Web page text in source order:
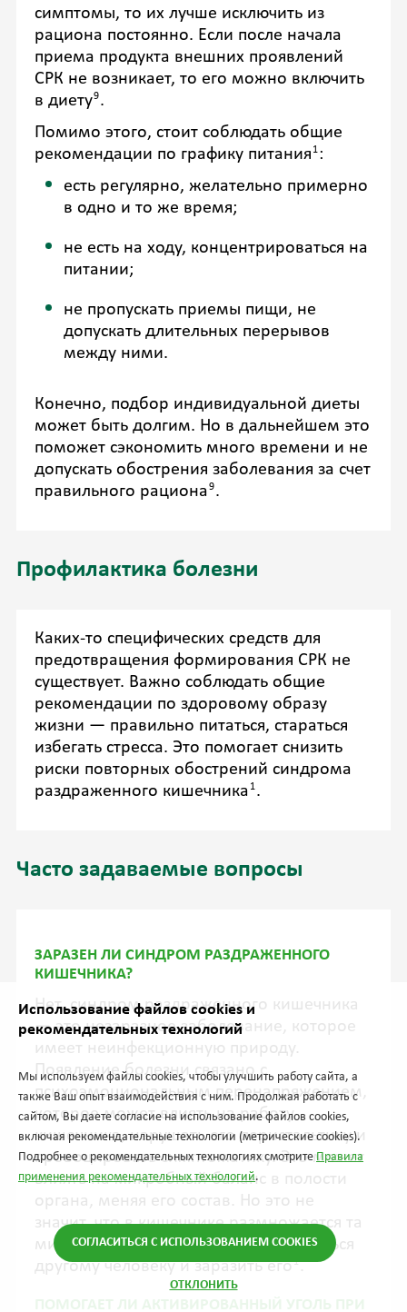
симптомы, то их лучше исключить из
рациона постоянно. Если после начала
приема продукта внешних проявлений
СРК не возникает, то его можно включить
в диету9.
Помимо этого, стоит соблюдать общие
рекомендации по графику питания 1 :
есть регулярно, желательно примерно
в одно и то же время;
не есть на ходу, концентрироваться на
питании;
не пропускать приемы пищи, не
допускать длительных перерывов
между ними.
Конечно, подбор индивидуальной диеты
может быть долгим. Но в дальнейшем это
поможет сэкономить много времени и не
допускать обострения заболевания за счет
правильного рациона9.
Профилактика болезни
Каких-то специфических средств для
предотвращения формирования СРК не
существует. Важно соблюдать общие
рекомендации по здоровому образу
жизни — правильно питаться, стараться
избегать стресса. Это помогает снизить
риски повторных обострений синдрома
раздраженного кишечника 1.
Часто задаваемые вопросы
ЗАРАЗЕН ЛИ СИНДРОМ РАЗДРАЖЕННОГО
КИШЕЧНИКА?
Нет, синдром раздраженного кишечника
— это незаразное заболевание, которое
имеет неинфекционную природу.
Появление болезни связано с
психоэмоциональным перенапряжением,
которое может влиять на работу
кишечника, нарушать его перистальтику и
провоцировать симптоматику. Это может
влиять на микробный баланс в полости
органа, меняя его состав. Но это не
значит, что в кишечнике размножается та
микрофлора, которая может передаться
другому человеку и заразить его1.
Использование файлов cookies и
рекомендательных технологий
Мы используем файлы cookies, чтобы улучшить работу сайта, а
также Ваш опыт взаимодействия с ним. Продолжая работать с
сайтом, Вы даете согласие на использование файлов cookies,
включая рекомендательные технологии (метрические cookies).
Подробнее о рекомендательных технологиях смотритеПравила
применения рекомендательных технологий.
СОГЛАСИТЬСЯ С ИСПОЛЬЗОВАНИЕМ COOKIES
ОТКЛОНИТЬ